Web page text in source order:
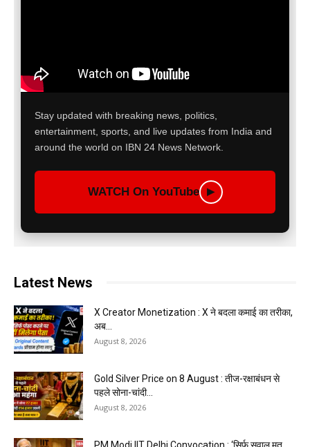
Stay updated with breaking news, politics,
entertainment, sports, and live updates from India and
around the world on IBN 24 News Network.
WATCH On YouTube ▶
Latest News
X Creator Monetization : X ने बदला कमाई का तरीका,
अब...
August 8, 2026
Gold Silver Price on 8 August : तीज-रक्षाबंधन से
पहले सोना-चांदी...
August 8, 2026
PM Modi IIT Delhi Convocation : ‘सिर्फ सवाल मत